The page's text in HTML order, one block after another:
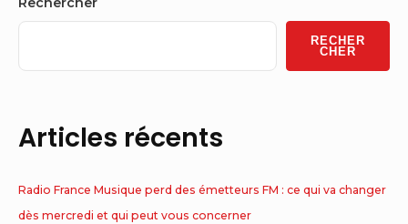
Widget
Area
RECHER
CHER
Articles récents
Radio France Musique perd des émetteurs FM : ce qui va changer
dès mercredi et qui peut vous concerner